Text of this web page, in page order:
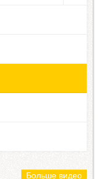
Больше видео